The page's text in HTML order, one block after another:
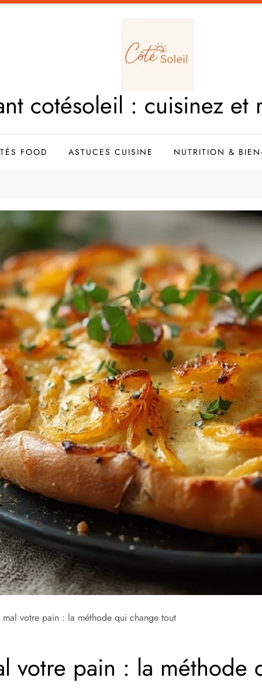
cotésoleil : cuisinez et
FOOD ASTUCES CUISINE NUTRITION &
mal votre pain : la méthode qui change tout
votre pain : la méthode